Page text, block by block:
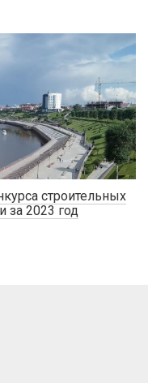
строительных
за 2023 год